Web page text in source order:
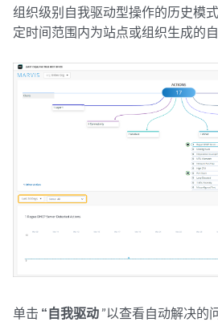
组织级别自我驱动型操作的历史模
定时间范围内为站点或组织生成的
单击 “自我驱动 ”以查看自动解决的